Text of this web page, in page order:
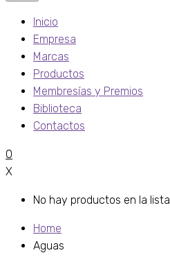
Inicio
Empresa
Marcas
Productos
Membresías y Premios
Biblioteca
Contactos
0
X
No hay productos en la lista
Home
Aguas